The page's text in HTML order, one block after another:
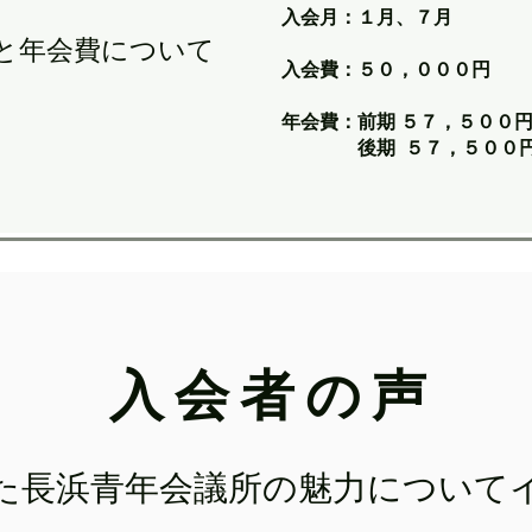
年会費について
入会月：１月、７月
入会費：５０，０００円
年会費：前期 ５７，５００円
後期 ５７，５００
入 会 者 の 声
長浜青年会議所の魅力について